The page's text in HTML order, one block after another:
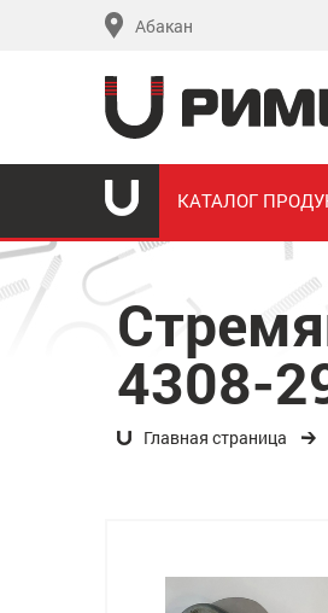
Абакан
КАТАЛОГ
4308-
Главная страница